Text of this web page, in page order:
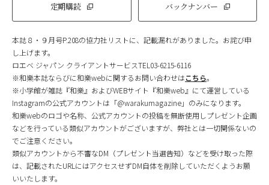
定期購読 バックナンバー
本誌８・９月号P.208の協力社リストに、記載漏れがありました。お詫び申
し上げます。
ロエベ ジャパン クライアントサービスTEL03-6215-6116
※和樂本誌ならびに和樂webに関するお問い合わせはこちら。
※小学館が雑誌『和樂』およびWEBサイト『和樂web』にて運営している
Instagramの公式アカウントは「@warakumagazine」のみになります。
和樂webのロゴや名称、公式アカウントの投稿を無断使用しプレゼント企画
などを行っている類似アカウントがございますが、弊社とは一切関係ないの
でご注意ください。
類似アカウントから不審なDM（プレゼント当選告知）などを受け取った際
は、記載されたURLにはアクセスせずDM自体を削除していただくようお願
いいたします。